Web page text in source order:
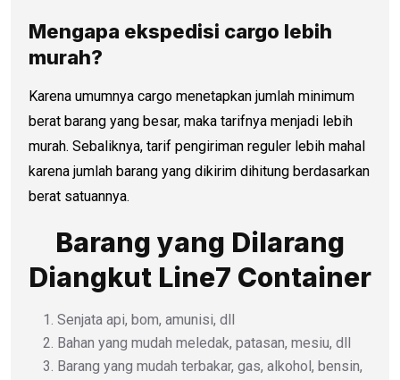
Mengapa ekspedisi cargo lebih
murah?
Karena umumnya cargo menetapkan jumlah minimum
berat barang yang besar, maka tarifnya menjadi lebih
murah. Sebaliknya, tarif pengiriman reguler lebih mahal
karena jumlah barang yang dikirim dihitung berdasarkan
berat satuannya.
Barang yang Dilarang
Diangkut Line7 Container
Senjata api, bom, amunisi, dll
Bahan yang mudah meledak, patasan, mesiu, dll
Barang yang mudah terbakar, gas, alkohol, bensin,